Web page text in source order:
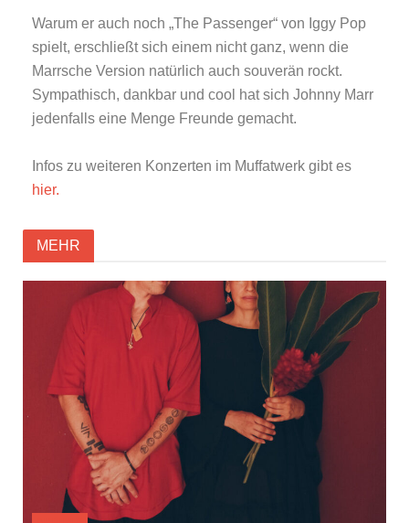
Warum er auch noch „The Passenger“ von Iggy Pop
spielt, erschließt sich einem nicht ganz, wenn die
Marrsche Version natürlich auch souverän rockt.
Sympathisch, dankbar und cool hat sich Johnny Marr
jedenfalls eine Menge Freunde gemacht.
Infos zu weiteren Konzerten im Muffatwerk gibt es
hier.
MEHR